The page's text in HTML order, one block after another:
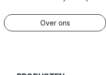
Over ons